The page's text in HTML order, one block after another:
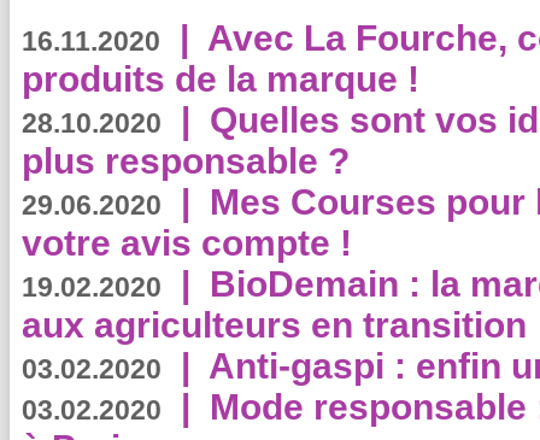
16.11.2020 | Avec La Fourche,
produits de la marque !
28.10.2020 | Quelles sont vos
plus responsable ?
29.06.2020 | Mes Courses pour
votre avis compte !
19.02.2020 | BioDemain : la
aux agriculteurs en transition
03.02.2020 | Anti-gaspi : enfin
03.02.2020 | Mode